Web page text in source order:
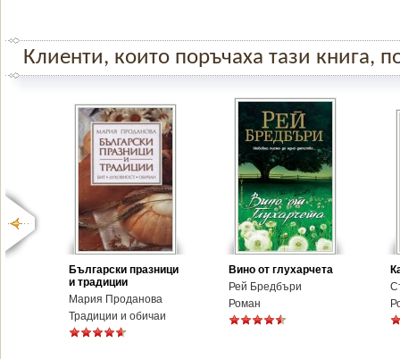
Клиенти, които поръчаха тази книга,
Български празници
и традиции
Мария Проданова
Традиции и обичаи
Вино от глухарчета
Рей Бредбъри
Роман